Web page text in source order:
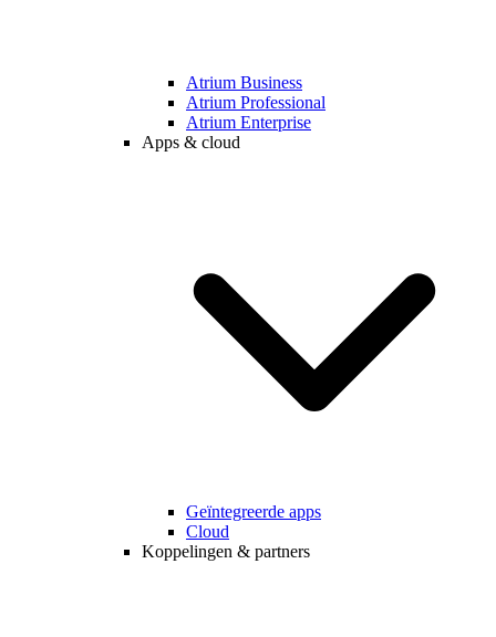
Atrium Business
Atrium Professional
Atrium Enterprise
Apps & cloud
Geïntegreerde apps
Cloud
Koppelingen & partners